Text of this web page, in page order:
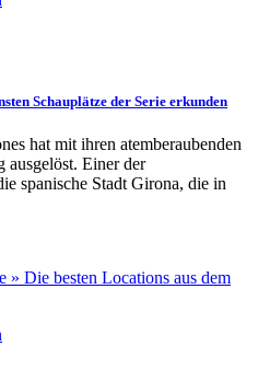
Schauplätze der Serie erkunden
hat mit ihren atemberaubenden
ausgelöst. Einer der
spanische Stadt Girona, die in